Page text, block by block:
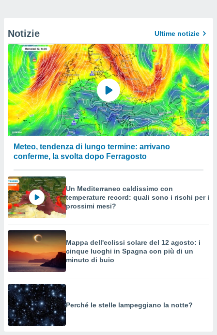
Notizie Ultime notizie
Meteo, tendenza di lungo termine: arrivano
conferme, la svolta dopo Ferragosto
Un Mediterraneo caldissimo con
temperature record: quali sono i rischi per i
prossimi mesi?
Mappa dell'eclissi solare del 12 agosto: i
cinque luoghi in Spagna con più di un
minuto di buio
Perché le stelle lampeggiano la notte?